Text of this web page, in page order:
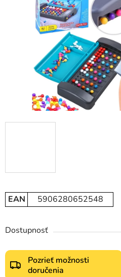
EAN 5906280652548
Dostupnosť
Pozrieť možnosti
doručenia